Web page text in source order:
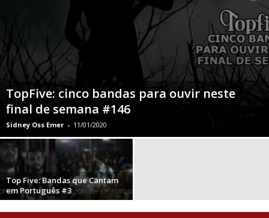
TopFive: cinco bandas para ouvir neste
final de semana #146
Sidney Oss Emer - 11/01/2020
Top Five: Bandas que Cantam
em Português #3